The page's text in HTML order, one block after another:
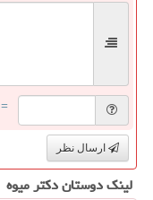
= ۲ بعلاوه ۲
ارسال نظر
لینک دوستان دكتر میوه